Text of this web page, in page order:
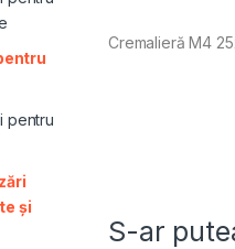
Cremalieră M4
S-ar
pentru
și